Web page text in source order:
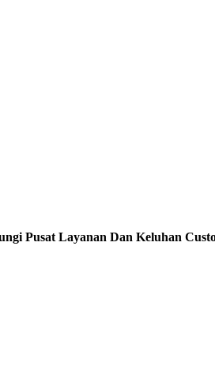
Pusat Layanan Dan Keluhan